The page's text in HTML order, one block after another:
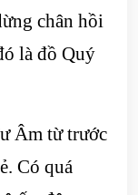
chân hồi
là đồ Quý
Âm từ trước
Có quá